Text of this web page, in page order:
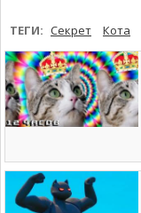
ТЕГИ: Секрет Кота